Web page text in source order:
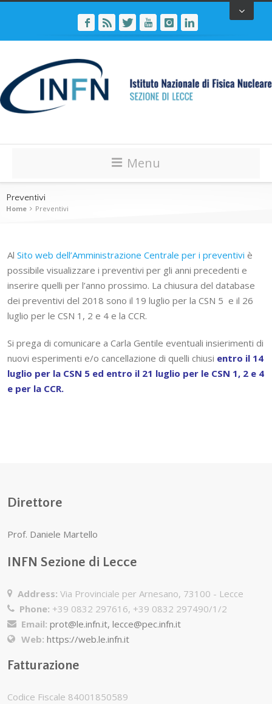
Menu
Preventivi
Home Preventivi
Al Sito web dell’Amministrazione Centrale per i preventivi è
possibile visualizzare i preventivi per gli anni precedenti e
inserire quelli per l’anno prossimo. La chiusura del database
dei preventivi del 2018 sono il 19 luglio per la CSN 5 e il 26
luglio per le CSN 1, 2 e 4 e la CCR.
Si prega di comunicare a Carla Gentile eventuali insierimenti di
nuovi esperimenti e/o cancellazione di quelli chiusi entro il 14
luglio per la CSN 5 ed entro il 21 luglio per le CSN 1, 2 e 4
e per la CCR.
Direttore
Prof. Daniele Martello
INFN Sezione di Lecce
Address: Via Provinciale per Arnesano, 73100 - Lecce
Phone: +39 0832 297616, +39 0832 297490/1/2
Email: prot@le.infn.it, lecce@pec.infn.it
Web: https://web.le.infn.it
Fatturazione
Codice Fiscale 84001850589